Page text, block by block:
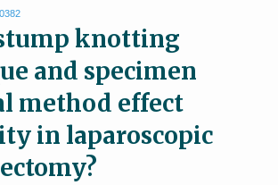
knotting
and specimen
method effect
in laparoscopic